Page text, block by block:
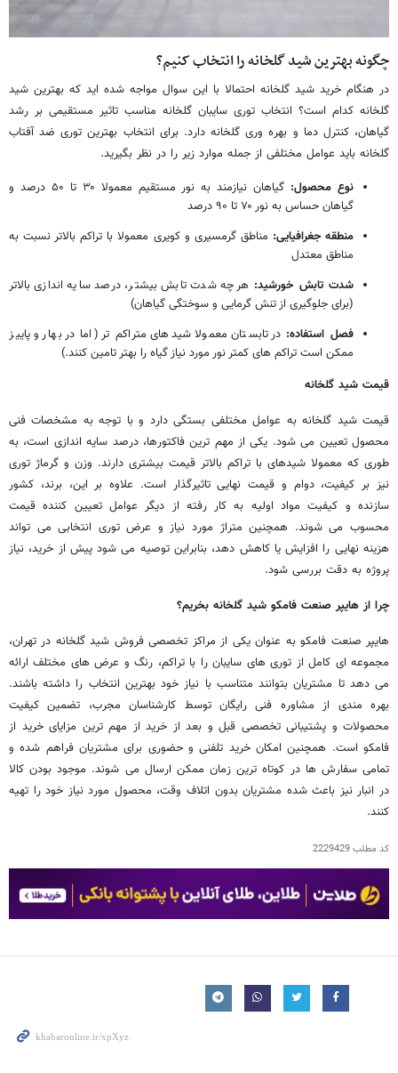
چگونه بهترین شید گلخانه را انتخاب کنیم؟
در هنگام خرید شید گلخانه احتمالا با این سوال مواجه شده اید که بهترین شید
گلخانه کدام است؟ انتخاب توری سایبان گلخانه مناسب تاثیر مستقیمی بر رشد
گیاهان، کنترل دما و بهره وری گلخانه دارد. برای انتخاب بهترین توری ضد آفتاب
گلخانه باید عوامل مختلفی از جمله موارد زیر را در نظر بگیرید.
نوع محصول:
گیاهان نیازمند به نور مستقیم معمولا ۳۰ تا ۵۰ درصد و
گیاهان حساس به نور ۷۰ تا ۹۰ درصد
منطقه جغرافیایی: مناطق گرمسیری و کویری معمولا با تراکم بالاتر نسبت به
مناطق معتدل
شدت تابش خورشید: هرچه شدت تابش بیشتر، درصد سایه اندازی بالاتر
(برای جلوگیری از تنش گرمایی و سوختگی گیاهان)
فصل استفاده:در تابستان معمولا شیدهای متراکم تر (اما در بهار و پاییز
ممکن است تراکم های کمتر نور مورد نیاز گیاه را بهتر تامین کنند.)
قیمت شید گلخانه
قیمت شید گلخانه به عوامل مختلفی بستگی دارد و با توجه به مشخصات فنی
محصول تعیین می شود. یکی از مهم ترین فاکتورها، درصد سایه اندازی است، به
طوری که معمولا شیدهای با تراکم بالاتر قیمت بیشتری دارند. وزن و گرماژ توری
نیز بر کیفیت، دوام و قیمت نهایی تاثیرگذار است. علاوه بر این، برند، کشور
سازنده و کیفیت مواد اولیه به کار رفته از دیگر عوامل تعیین کننده قیمت
محسوب می شوند. همچنین متراژ مورد نیاز و عرض توری انتخابی می تواند
هزینه نهایی را افزایش یا کاهش دهد، بنابراین توصیه می شود پیش از خرید، نیاز
پروژه به دقت بررسی شود.
چرا از هایپر صنعت فامکو شید گلخانه بخریم؟
هایپر صنعت فامکو به عنوان یکی از مراکز تخصصی فروش شید گلخانه در تهران،
مجموعه ای کامل از توری های سایبان را با تراکم، رنگ و عرض های مختلف ارائه
می دهد تا مشتریان بتوانند متناسب با نیاز خود بهترین انتخاب را داشته باشند.
بهره مندی از مشاوره فنی رایگان توسط کارشناسان مجرب، تضمین کیفیت
محصولات و پشتیبانی تخصصی قبل و بعد از خرید از مهم ترین مزایای خرید از
فامکو است. همچنین امکان خرید تلفنی و حضوری برای مشتریان فراهم شده و
تمامی سفارش ها در کوتاه ترین زمان ممکن ارسال می شوند. موجود بودن کالا
در انبار نیز باعث شده مشتریان بدون اتلاف وقت، محصول مورد نیاز خود را تهیه
کنند.
کد مطلب2229429